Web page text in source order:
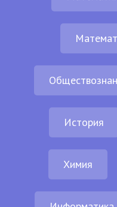
История
Химия